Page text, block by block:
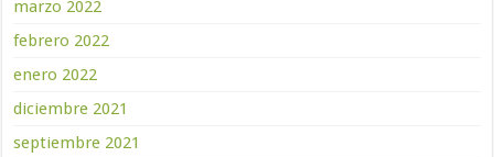
marzo 2022
febrero 2022
enero 2022
diciembre 2021
septiembre 2021